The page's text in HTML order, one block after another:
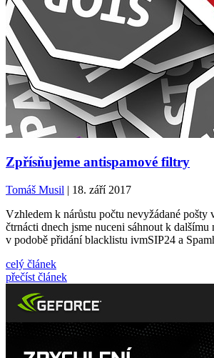
Zpřísňujeme antispamové filtry
Tomáš Musil | 18. září 2017
Vzhledem k nárůstu počtu nevyžádané pošty
čtrnácti dnech jsme nuceni sáhnout k dalšímu
v podobě přidání blacklistu ivmSIP24 a
celý článek
přečíst článek